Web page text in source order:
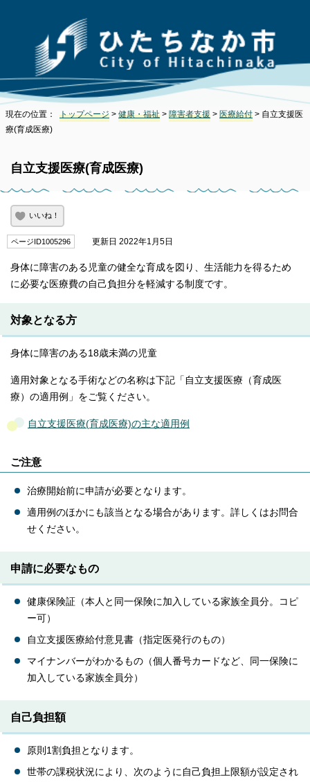
現在の位置： トップページ > 健康・福祉 > 障害者支援 > 医療給付 > 自立支援医
療(育成医療)
自立支援医療(育成医療)
いいね！
ページID1005296 更新日 2022年1月5日
身体に障害のある児童の健全な育成を図り、生活能力を得るため
に必要な医療費の自己負担分を軽減する制度です。
対象となる方
身体に障害のある18歳未満の児童
適用対象となる手術などの名称は下記「自立支援医療（育成医
療）の適用例」をご覧ください。
自立支援医療(育成医療)の主な適用例
ご注意
治療開始前に申請が必要となります。
適用例のほかにも該当となる場合があります。詳しくはお問合
せください。
申請に必要なもの
健康保険証（本人と同一保険に加入している家族全員分。コピ
ー可）
自立支援医療給付意見書（指定医発行のもの）
マイナンバーがわかるもの（個人番号カードなど、同一保険に
加入している家族全員分）
自己負担額
原則1割負担となります。
世帯の課税状況により、次のように自己負担上限額が設定され